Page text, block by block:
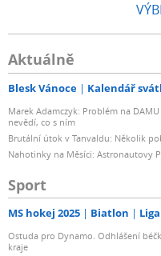
Aktuálně
Blesk Vánoce Kalendář
Marek Adamczyk: Problém na
nevědí, co s ním
Brutální útok v Tanvaldu: Několik
Nahotinky na Měsíci: Astronautovy
Sport
MS hokej 2025 Biatlon
Ostuda pro Dynamo. Odhlášení
kraje